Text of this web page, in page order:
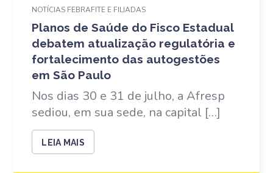
NOTÍCIAS FEBRAFITE E FILIADAS
Planos de Saúde do Fisco Estadual
debatem atualização regulatória e
fortalecimento das autogestões
em São Paulo
Nos dias 30 e 31 de julho, a Afresp
sediou, em sua sede, na capital […]
LEIA MAIS